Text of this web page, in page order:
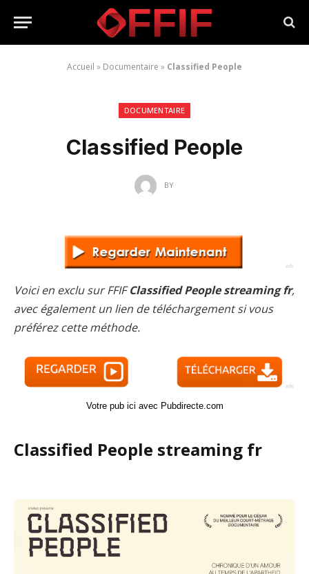
Accueil » Documentaire » Classified People
DOCUMENTAIRE
Classified People
BY
Voici en exclu sur FFIFClassified People streaming fr,
avec également un lien de téléchargement si vous
préférez cette méthode.
Votre pub ici avec Pubdirecte.com
Classified People streaming fr